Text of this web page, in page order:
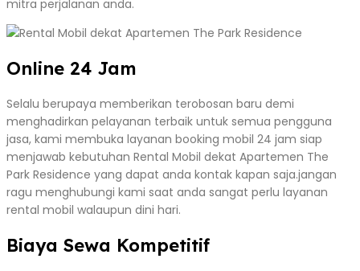
mitra perjalanan anda.
Online 24 Jam
Selalu berupaya memberikan terobosan baru demi
menghadirkan pelayanan terbaik untuk semua pengguna
jasa, kami membuka layanan booking mobil 24 jam siap
menjawab kebutuhan Rental Mobil dekat Apartemen The
Park Residence yang dapat anda kontak kapan saja.jangan
ragu menghubungi kami saat anda sangat perlu layanan
rental mobil walaupun dini hari.
Biaya Sewa Kompetitif